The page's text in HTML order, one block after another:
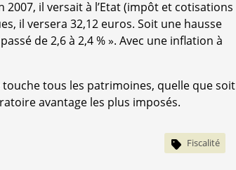
il versait à l’Etat (impôt et cotisations
il versera 32,12 euros. Soit une hausse
de 2,6 à 2,4 % ». Avec une inflation à
tous les patrimoines, quelle que soit
avantage les plus imposés.
Fiscalité